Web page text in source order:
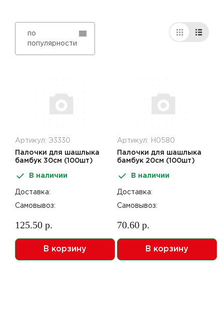
по
популярности
Артикул: Э3330
Палочки для шашлыка
бамбук 30см (100шт)
В наличии
Доставка:
Самовывоз:
125.50 р.
В корзину
Артикул: Н0580
Палочки для шашлыка
бамбук 20см (100шт)
В наличии
Доставка:
Самовывоз:
70.60 р.
В корзину